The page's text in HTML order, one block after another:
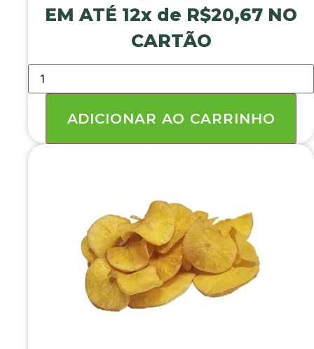
EM ATÉ 12x de R$20,67 NO
CARTÃO
FLOCOS
DE
BATATA
quantidadeADICIONAR AO CARRINHO